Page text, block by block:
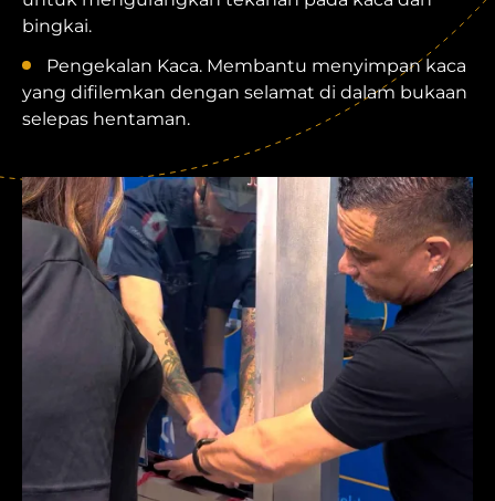
bingkai.
Pengekalan Kaca. Membantu menyimpan kaca
yang difilemkan dengan selamat di dalam bukaan
selepas hentaman.